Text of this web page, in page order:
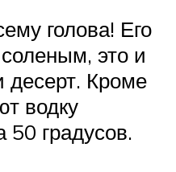
голова! Его
это и
десерт. Кроме
водку
50 градусов.